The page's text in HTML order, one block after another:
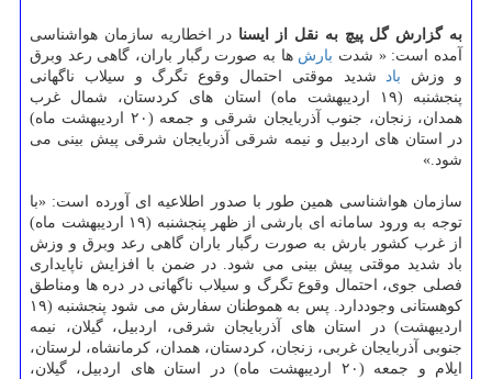
به گزارش گل پیچ به نقل از ایسنا در اخطاریه سازمان هواشناسی
آمده است: « شدت بارش ها به صورت رگبار باران، گاهی رعد وبرق
و وزش باد
شدید موقتی احتمال وقوع تگرگ و سیلاب ناگهانی
پنجشنبه (۱۹ اردیبهشت ماه) استان های كردستان، شمال غرب
همدان، زنجان، جنوب آذربایجان شرقی و جمعه (۲۰ اردیبهشت ماه)
در استان های اردبیل و نیمه شرقی آذربایجان شرقی پیش بینی می
شود.»
سازمان هواشناسی همین طور با صدور اطلاعیه ای آورده است: «با
توجه به ورود سامانه ای بارشی از ظهر پنجشنبه (۱۹ اردیبهشت ماه)
از غرب كشور بارش به صورت رگبار باران گاهی رعد وبرق و وزش
باد شدید موقتی پیش بینی می شود. در ضمن با افزایش ناپایداری
فصلی جوی، احتمال وقوع تگرگ و سیلاب ناگهانی در دره ها ومناطق
كوهستانی وجوددارد. پس به هموطنان سفارش می شود پنجشنبه (۱۹
اردیبهشت) در استان های آذربایجان شرقی، اردبیل، گیلان، نیمه
جنوبی آذربایجان غربی، زنجان، كردستان، همدان، كرمانشاه، لرستان،
ایلام و جمعه (۲۰ اردیبهشت ماه) در استان های اردبیل، گیلان،